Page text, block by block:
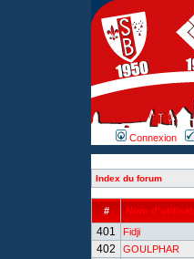
Connexion
Index du forum
# Nom
401 Fidji
402
GOULPHAR